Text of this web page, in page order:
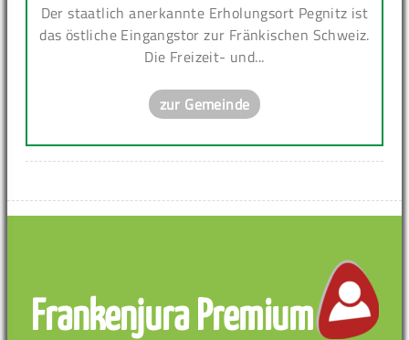
Der staatlich anerkannte Erholungsort Pegnitz ist
das östliche Eingangstor zur Fränkischen Schweiz.
Die Freizeit- und...
zur Gemeinde
Frankenjura Premium